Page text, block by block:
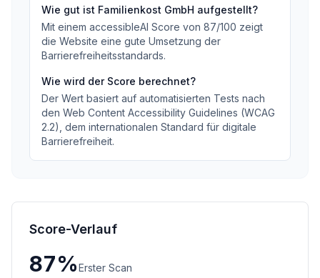
Wie gut ist Familienkost GmbH aufgestellt?
Mit einem accessibleAI Score von 87/100 zeigt
die Website eine gute Umsetzung der
Barrierefreiheitsstandards.
Wie wird der Score berechnet?
Der Wert basiert auf automatisierten Tests nach
den Web Content Accessibility Guidelines (WCAG
2.2), dem internationalen Standard für digitale
Barrierefreiheit.
Score-Verlauf
87%Erster Scan